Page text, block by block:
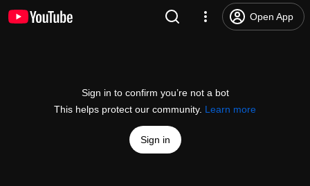
Open App
Sign in to confirm you’re not a bot
This helps protect our community. Learn more
Sign in